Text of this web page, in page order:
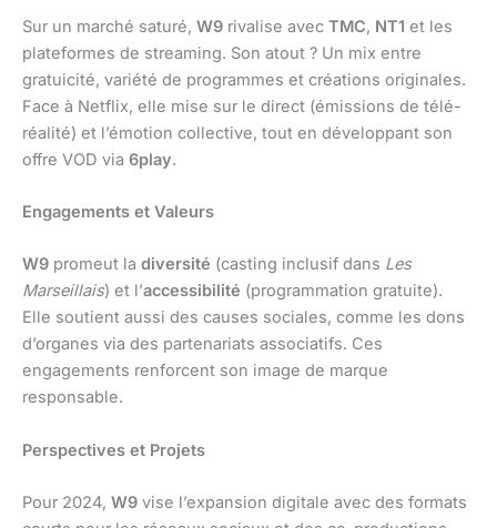
Sur un marché saturé, W9 rivalise avec TMC, NT1 et les
plateformes de streaming. Son atout ? Un mix entre
gratuicité, variété de programmes et créations originales.
Face à Netflix, elle mise sur le direct (émissions de télé-
réalité) et l’émotion collective, tout en développant son
offre VOD via 6play.
Engagements et Valeurs
W9 promeut la diversité (casting inclusif dans Les
Marseillais) et l’accessibilité (programmation gratuite).
Elle soutient aussi des causes sociales, comme les dons
d’organes via des partenariats associatifs. Ces
engagements renforcent son image de marque
responsable.
Perspectives et Projets
Pour 2024, W9 vise l’expansion digitale avec des formats